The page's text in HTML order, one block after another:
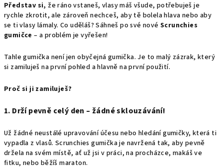
Představ si, že ráno vstaneš, vlasy máš všude, potřebuješ je
rychle zkrotit, ale zároveň nechceš, aby tě bolela hlava nebo aby
se ti vlasy lámaly. Co uděláš? Sáhneš po své nové Scrunchies
gumičce – a problém je vyřešen!
Tahle gumička není jen obyčejná gumička. Je to malý zázrak, který
si zamiluješ na první pohled a hlavně na první použití.
Proč si ji zamiluješ?
1. Drží pevně celý den – žádné sklouzávání!
Už žádné neustálé upravování účesu nebo hledání gumičky, která ti
vypadla z vlasů. Scrunchies gumička je navržená tak, aby pevně
držela na svém místě, ať už jsi v práci, na procházce, makáš ve
fitku, nebo běžíš maraton.